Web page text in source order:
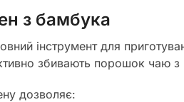
з бамбука
інструмент для
збивають порошок чаю
дозволяє: